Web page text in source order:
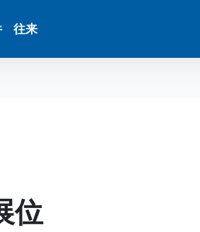
往来
位